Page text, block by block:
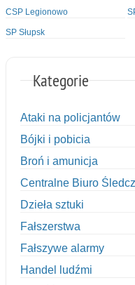
CSP Legionowo
SP Słupsk
Kategorie
Ataki na policjantów
Bójki i pobicia
Broń i amunicja
Centralne Biuro
Dzieła sztuki
Fałszerstwa
Fałszywe alarmy
Handel ludźmi